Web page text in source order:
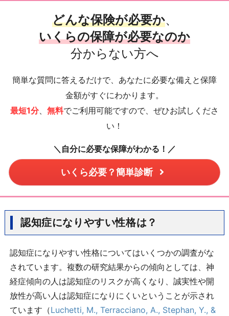
どんな保険が必要か、
いくらの保障が必要なのか
分からない方へ
簡単な質問に答えるだけで、あなたに必要な備えと保障
金額がすぐにわかります。
最短1分、 無料でご利用可能ですので、ぜひお試しくださ
い！
＼自分に必要な保障がわかる！／
いくら必要？簡単診断
認知症になりやすい性格は？
認知症になりやすい性格についてはいくつかの調査がな
されています。複数の研究結果からの傾向としては、神
経症傾向の人は認知症のリスクが高くなり、誠実性や開
放性が高い人は認知症になりにくいということが示され
ています（Luchetti, M., Terracciano, A., Stephan, Y., &